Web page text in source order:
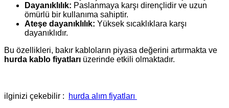
Dayanıklılık: Paslanmaya karşı dirençlidir ve uzun
ömürlü bir kullanıma sahiptir.
Ateşe dayanıklılık: Yüksek sıcaklıklara karşı
dayanıklıdır.
Bu özellikleri, bakır kabloların piyasa değerini artırmakta ve
hurda kablo fiyatları üzerinde etkili olmaktadır.
ilginizi çekebilir : hurda alım fiyatları